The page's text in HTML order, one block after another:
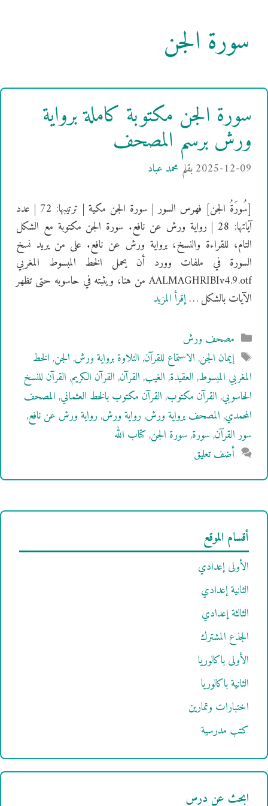
سورة الجن
سورة الجن مكتوبة كاملة برواية
ورش برسم المصحف
2025-12-09بقلم محمد عباد
[سُورَةُ الجن] فهرس السور | سورة الجن مكية | ترتيبها: 72 | عدد
آياتها: 28 | رواية ورش عن نافع. سورة الجن مكتوبة مع الشكل
التام، للقراءة والنسخ، برواية ورش عن نافع. على من يريد نسخ
السورة في ملفات وورد أن يحمل الخط المبسوط المغربي
AALMAGHRIBIv4.9.otf من هنا، ويثبته في حاسوبه حتى تظهر
الآيات بالشكل …إقرأ المزيد
التصنيفات
مصحف ورش
الوسوم
إيمان الجن,الاستماع للقرآن,التلاوة برواية ورش,الجن,الخط
المغربي المبسوط,العقيدة,الغيب,القرآن,القرآن الكريم,القرآن للنسخ
الحاسوبي,القرآن مكتوب,القرآن مكتوب بالخط العثماني,المصحف
المحمدي,المصحف برواية ورش,رواية ورش,رواية ورش عن نافع,
سور القرآن,سورة,سورة الجن,كتاب الله
أضف تعليق
أقسام الموقع
الأولى إعدادي
الثانية إعدادي
الثالثة إعدادي
الجذع المشترك
الأولى باكالوريا
الثانية باكالوريا
اختبارات وتمارين
كتب مدرسية
ابحث عن درس